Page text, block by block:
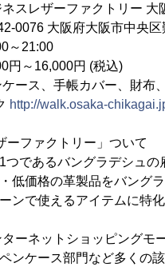
スレザーファクトリー 大
0076 大阪府大阪市中央区
～21:00
～16,000円 (税込)
ース、手帳カバー、財布
http://walk.osaka-
ーファクトリー」ついて
つであるバングラデシュ
低価格の革製品をバング
ンで使えるアイテムに特
ーネットショッピングモ
ンケース部門など多くの